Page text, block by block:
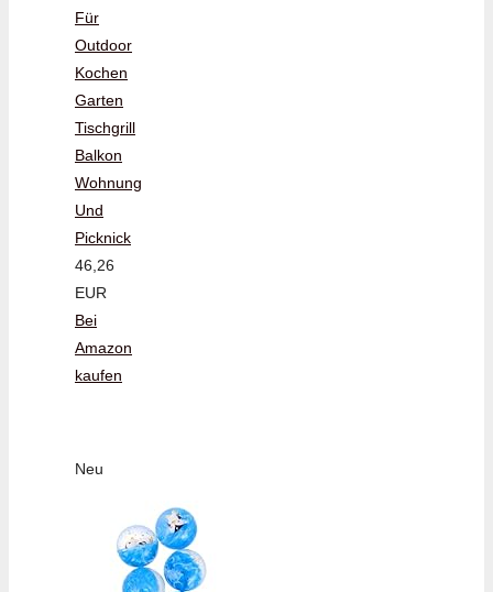
Für
Outdoor
Kochen
Garten
Tischgrill
Balkon
Wohnung
Und
Picknick
46,26
EUR
Bei
Amazon
kaufen
Neu